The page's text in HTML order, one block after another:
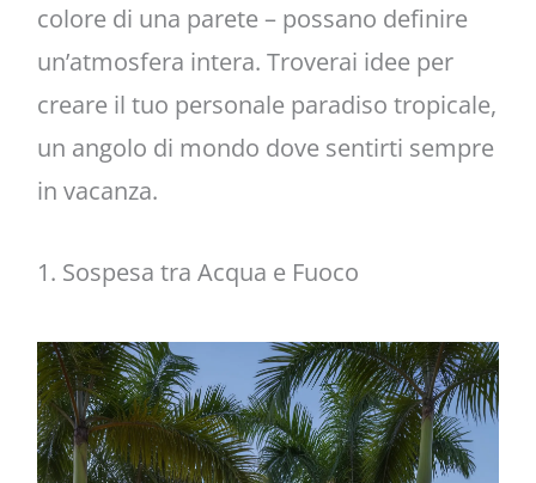
colore di una parete – possano definire
un’atmosfera intera. Troverai idee per
creare il tuo personale paradiso tropicale,
un angolo di mondo dove sentirti sempre
in vacanza.
1. Sospesa tra Acqua e Fuoco